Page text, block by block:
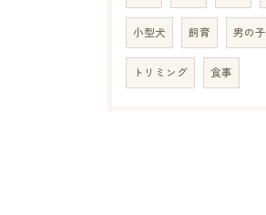
小型犬 飼育 男の子
トリミング 食事